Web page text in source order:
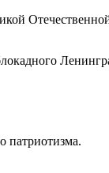
патриотизма.